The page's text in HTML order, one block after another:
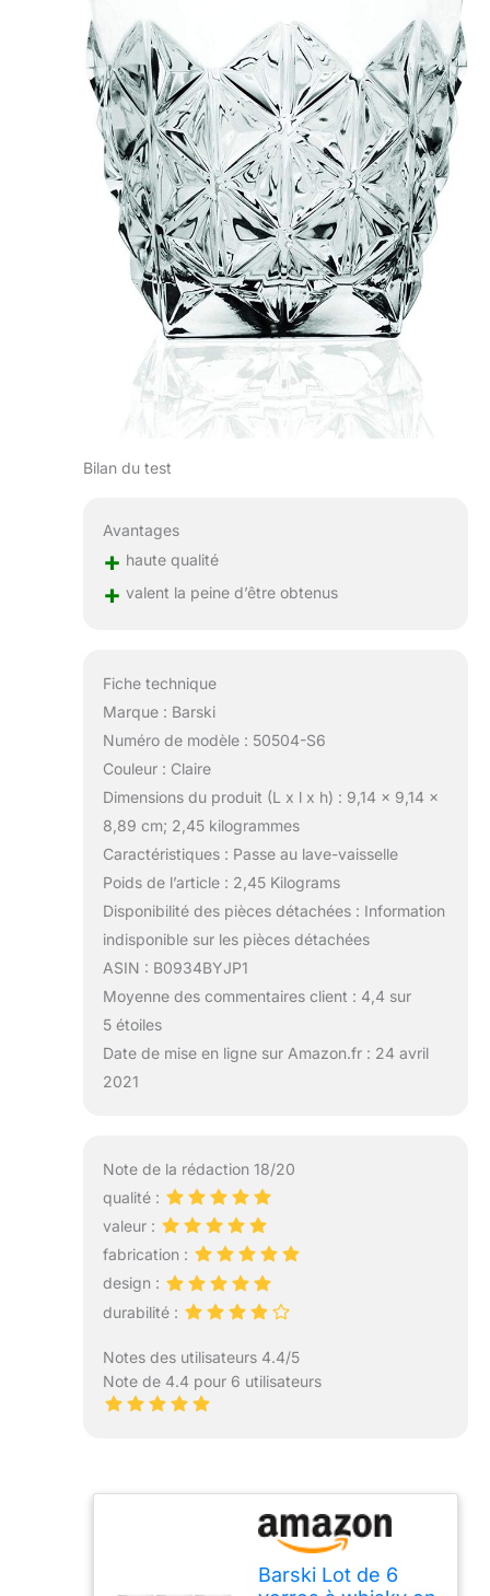
Bilan du test
Avantages
+ haute qualité
+ valent la peine d’être obtenus
Fiche technique
Marque : Barski
Numéro de modèle : 50504-S6
Couleur : Claire
Dimensions du produit (L x l x h) : 9,14 x 9,14 x
8,89 cm; 2,45 kilogrammes
Caractéristiques : Passe au lave-vaisselle
Poids de l’article : 2,45 Kilograms
Disponibilité des pièces détachées : Information
indisponible sur les pièces détachées
ASIN : B0934BYJP1
Moyenne des commentaires client : 4,4 sur
5 étoiles
Date de mise en ligne sur Amazon.fr : 24 avril
2021
Note de la rédaction 18/20
qualité :
valeur :
fabrication :
design :
durabilité :
Notes des utilisateurs 4.4/5
Note de 4.4 pour 6 utilisateurs
Barski Lot de 6